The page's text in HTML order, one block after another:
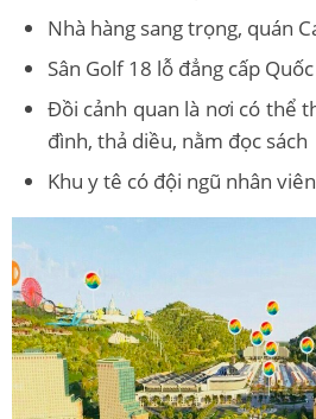
Nhà hàng sang trọng, quán
Sân Golf 18 lỗ đẳng cấp
Đồi cảnh quan là nơi có thể
đình, thả diều, nằm đọc sách
Khu y tê có đội ngũ nhân